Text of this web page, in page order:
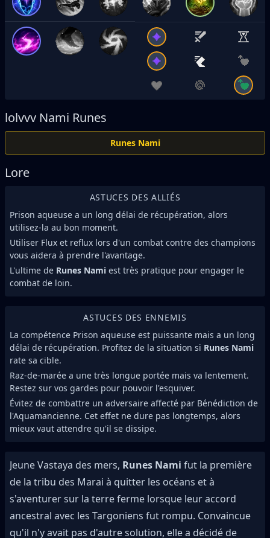
lolvvv Nami Runes
Runes Nami
Lore
ASTUCES DES ALLIÉS
Prison aqueuse a un long délai de récupération, alors
utilisez-la au bon moment.
Utiliser Flux et reflux lors d'un combat contre des champions
vous aidera à prendre l'avantage.
L'ultime de Runes Nami est très pratique pour engager le
combat de loin.
ASTUCES DES ENNEMIS
La compétence Prison aqueuse est puissante mais a un long
délai de récupération. Profitez de la situation si Runes Nami
rate sa cible.
Raz-de-marée a une très longue portée mais va lentement.
Restez sur vos gardes pour pouvoir l'esquiver.
Évitez de combattre un adversaire affecté par Bénédiction de
l'Aquamancienne. Cet effet ne dure pas longtemps, alors
mieux vaut attendre qu'il se dissipe.
Jeune Vastaya des mers, Runes Nami fut la première
de la tribu des Marai à quitter les océans et à
s'aventurer sur la terre ferme lorsque leur accord
ancestral avec les Targoniens fut rompu. Convaincue
qu'il n'y avait pas d'autre solution, elle a décidé de